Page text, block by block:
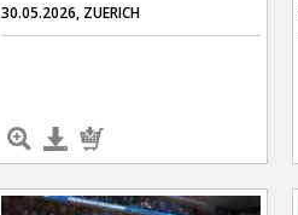
30.05.2026, ZUERICH